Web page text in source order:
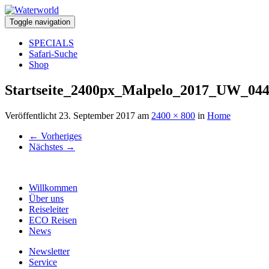
Toggle navigation
SPECIALS
Safari-Suche
Shop
Veröffentlicht 23. September 2017 am 2400 × 800 in Home
← Vorheriges
Nächstes →
Willkommen
Über uns
Reiseleiter
ECO Reisen
News
Newsletter
Service